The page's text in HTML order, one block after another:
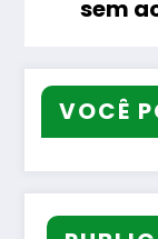
sem
VOCÊ